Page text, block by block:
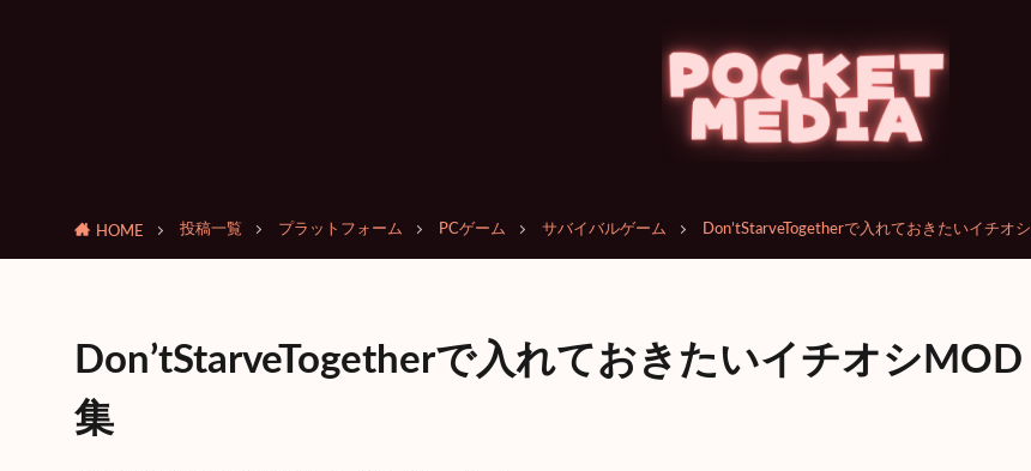
HOME 投稿一覧 プラットフォーム PCゲーム サバイバルゲーム Don’tStarveTogetherで入れておきたいイチオ
Don’tStarveTogetherで入れておきたいイチオシMOD
集